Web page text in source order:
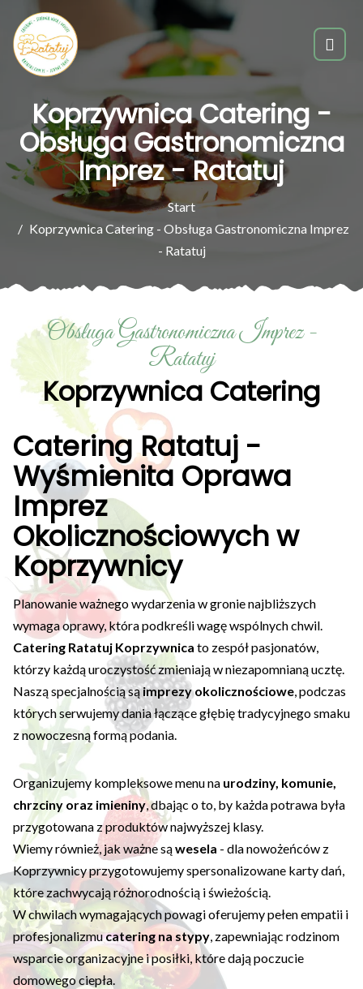
Koprzywnica Catering -
Obsługa Gastronomiczna
Imprez - Ratatuj
Start
Koprzywnica Catering - Obsługa Gastronomiczna Imprez
- Ratatuj
Obsługa Gastronomiczna Imprez -
Ratatuj
Koprzywnica Catering
Catering Ratatuj -
Wyśmienita Oprawa
Imprez
Okolicznościowych w
Koprzywnicy
Planowanie ważnego wydarzenia w gronie najbliższych
wymaga oprawy, która podkreśli wagę wspólnych chwil.
Catering Ratatuj Koprzywnica to zespół pasjonatów,
którzy każdą uroczystość zmieniają w niezapomnianą ucztę.
Naszą specjalnością sąimprezy okolicznościowe, podczas
których serwujemy dania łączące głębię tradycyjnego smaku
z nowoczesną formą podania.
Organizujemy kompleksowe menu na urodziny, komunie,
chrzciny oraz imieniny, dbając o to, by każda potrawa była
przygotowana z produktów najwyższej klasy.
Wiemy również, jak ważne sąwesela - dla nowożeńców z
Koprzywnicy przygotowujemy spersonalizowane karty dań,
które zachwycają różnorodnością i świeżością.
W chwilach wymagających powagi oferujemy pełen empatii i
profesjonalizmucatering na stypy, zapewniając rodzinom
wsparcie organizacyjne i posiłki, które dają poczucie
domowego ciepła.